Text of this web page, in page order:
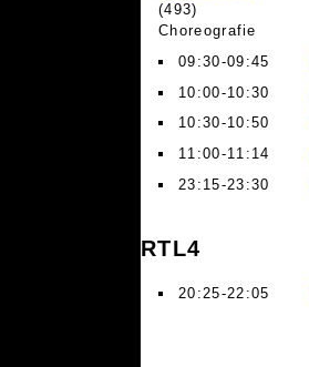
(493)
Choreografie
09:30-09:45
10:00-10:30
10:30-10:50
11:00-11:14
23:15-23:30
RTL4
20:25-22:05